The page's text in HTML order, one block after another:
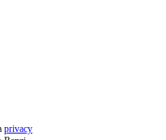
privacy